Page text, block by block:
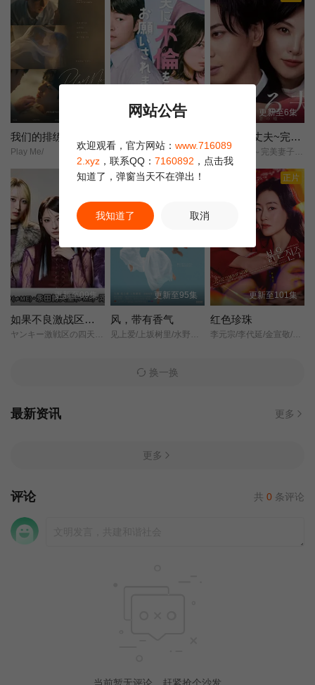
集于此，拥护幕府、反外、反幕府的势力混杂在一起，暗杀、阴谋
和政治斗争层出不穷。之后，他与芹泽鸭的派系共同组建了壬生郎
士组，以镇压那些企图推翻幕府的反外活动分子。芹泽鸭和近藤洋
央纪担任壬生郎士组的领导人，芹泽派的土方岁三、山波一郎和新
见锦担任副领导人。然而，士荣官派和芹泽派之间的权力斗争逐渐
加剧，导致冲突频发且激烈。
我们的排练
Play Me/
更新至5集
中村百合香/佐野玲於/山野海/叶山奖之/滨津隆之/桥本美敦子/横野堇/
更新至6集
致亲爱的丈夫~完美妻子的谎言~
亲爱的丈夫～完美妻子的谎言～/親愛なる夫へ～完璧な妻の嘘～/
正片
更新至09集
如果不良激战区的四天王转生成了偶像团体
更新至95集
风，带有香气
正片
更新至101集
红色珍珠
李元宗/李代延/金宣敬/李甫姫/朴真熙/韩振熙/李应敬/金惠仙/이정용/채빈/
换一换
最新资讯 更多
更多
评论 共 0 条评论
当前暂无评论，赶紧抢个沙发
网站公告
欢迎观看，官方网站： www.716089
2.xyz ，联系QQ： 7160892 ，点击我
知道了，弹窗当天不在弹出！
我知道了 取消